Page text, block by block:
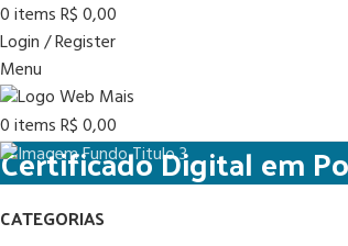
0itemsR$0,00
Login / Register
Menu
0itemsR$0,00
Certificado Digital em
CATEGORIAS